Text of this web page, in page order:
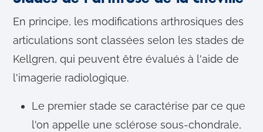
e
e
m
En principe, les modifications arthrosiques des
articulations sont classées selon les stades de
Kellgren, qui peuvent être évalués à l'aide de
l'imagerie radiologique.
Le premier stade se caractérise par ce que
l'on appelle une sclérose sous-chondrale,